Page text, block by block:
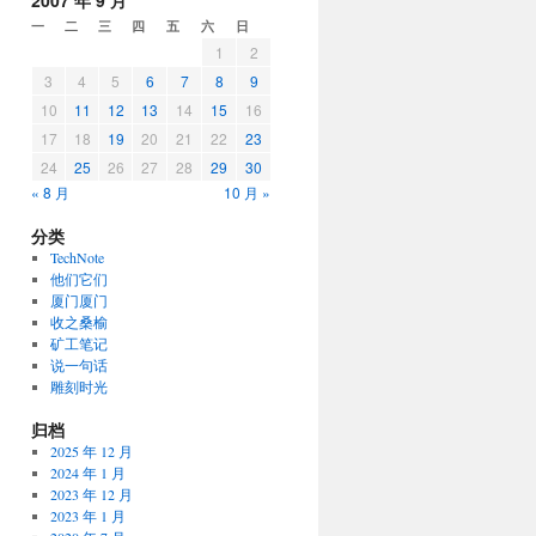
一 二 三 四 五 六 日
1
2
3
4 5 6 7 8
9
10
11 12 13 14 15
16
17
18 19 20 21 22
23
24
25 26 27 28 29
30
« 8 月
10 月 »
分类
TechNote
他们它们
厦门厦门
收之桑榆
矿工笔记
说一句话
雕刻时光
归档
2025 年 12 月
2024 年 1 月
2023 年 12 月
2023 年 1 月